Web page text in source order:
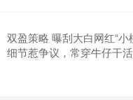
双盈策略 曝刮大白网红“小
细节惹争议，常穿牛仔干